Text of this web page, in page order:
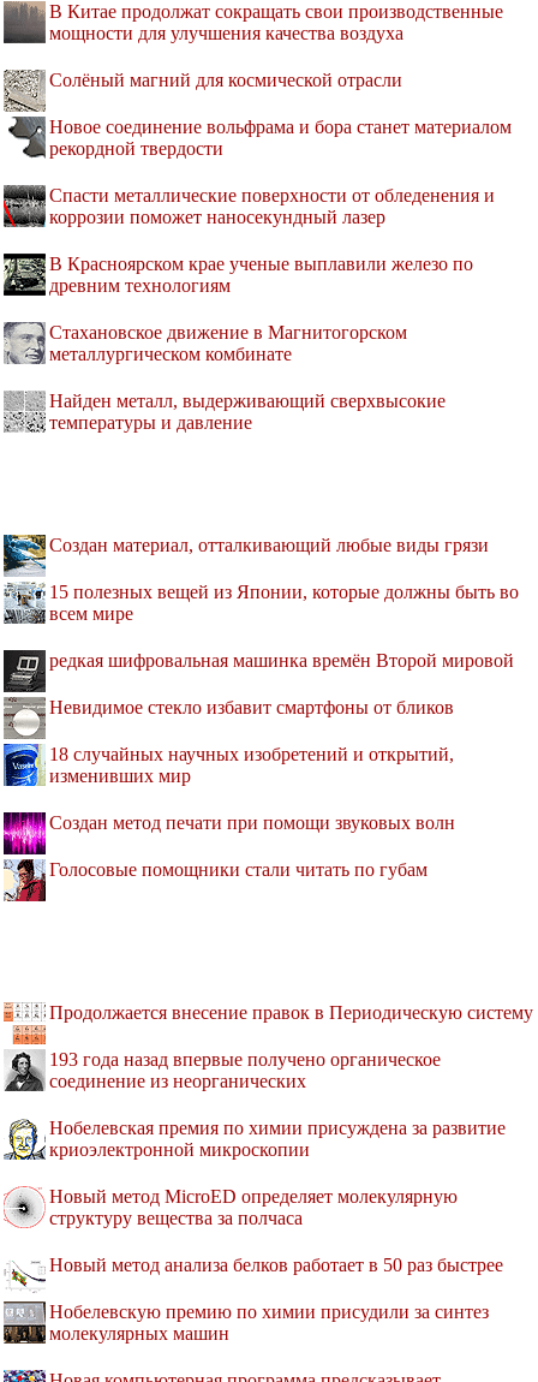
В Китае продолжат сокращать свои производственные
мощности для улучшения качества воздуха
Солёный магний для космической отрасли
Новое соединение вольфрама и бора станет материалом
рекордной твердости
Спасти металлические поверхности от обледенения и
коррозии поможет наносекундный лазер
В Красноярском крае ученые выплавили железо по
древним технологиям
Стахановское движение в Магнитогорском
металлургическом комбинате
Найден металл, выдерживающий сверхвысокие
температуры и давление
Создан материал, отталкивающий любые виды грязи
15 полезных вещей из Японии, которые должны быть во
всем мире
редкая шифровальная машинка времён Второй мировой
Невидимое стекло избавит смартфоны от бликов
18 случайных научных изобретений и открытий,
изменивших мир
Создан метод печати при помощи звуковых волн
Голосовые помощники стали читать по губам
Продолжается внесение правок в Периодическую систему
193 года назад впервые получено органическое
соединение из неорганических
Нобелевская премия по химии присуждена за развитие
криоэлектронной микроскопии
Новый метод MicroED определяет молекулярную
структуру вещества за полчаса
Новый метод анализа белков работает в 50 раз быстрее
Нобелевскую премию по химии присудили за синтез
молекулярных машин